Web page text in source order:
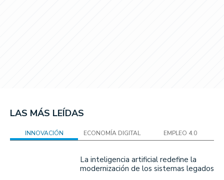
LAS MÁS LEÍDAS
INNOVACIÓN ECONOMÍA DIGITAL EMPLEO 4.0
La inteligencia artificial redefine la
modernización de los sistemas legados